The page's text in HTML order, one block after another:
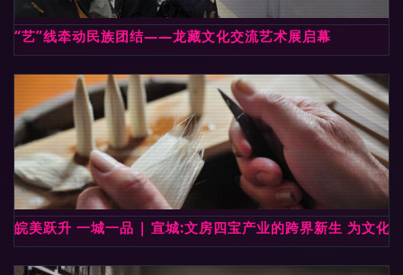
“艺”线牵动民族团结——龙藏文化交流艺术展启幕
皖美跃升 一城一品 | 宣城:文房四宝产业的跨界新生 为文化